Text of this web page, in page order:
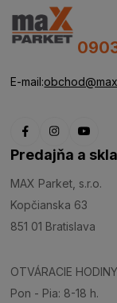
E-mail:
Predajňa a
MAX Parket, s.r.o.
Kopčianska 63
851 01 Bratislava
OTVÁRACIE
Pon - Pia: 8-18 h.